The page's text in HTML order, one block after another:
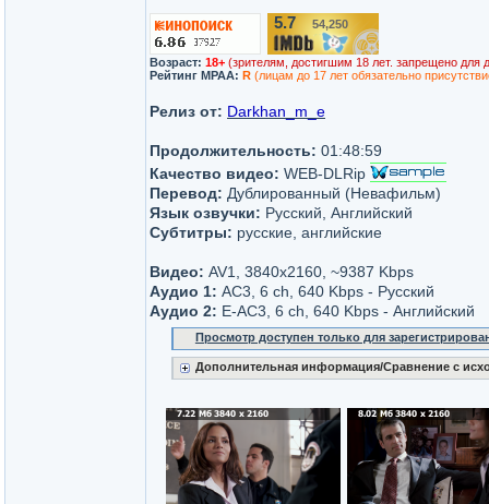
5.7 54,250
Возраст: 18+ (зрителям, достигшим 18 лет. запрещено для
Рейтинг MPAA: R (лицам до 17 лет обязательно
Релиз от: Darkhan_m_e
Продолжительность: 01:48:59
Качество видео: WEB-DLRip
Перевод: Дублированный (Невафильм)
Язык озвучки: Русский, Английский
Субтитры: русские, английские
Видео: AV1, 3840x2160, ~9387 Kbps
Аудио 1: AC3, 6 ch, 640 Kbps - Русский
Аудио 2: E-AC3, 6 ch, 640 Kbps - Английский
Просмотр доступен только для
Дополнительная информация/Сравнение с